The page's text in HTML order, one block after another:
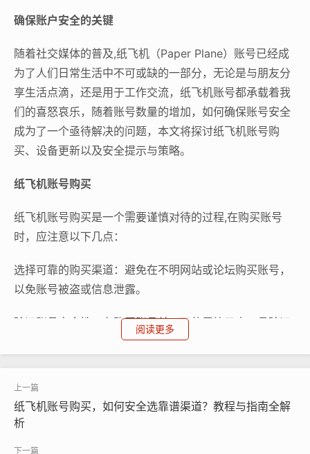
确保账户安全的关键
随着社交媒体的普及,纸飞机（Paper Plane）账号已经成
为了人们日常生活中不可或缺的一部分，无论是与朋友分
享生活点滴，还是用于工作交流，纸飞机账号都承载着我
们的喜怒哀乐，随着账号数量的增加，如何确保账号安全
成为了一个亟待解决的问题，本文将探讨纸飞机账号购
买、设备更新以及安全提示与策略。
纸飞机账号购买
纸飞机账号购买是一个需要谨慎对待的过程,在购买账号
时，应注意以下几点：
选择可靠的购买渠道：避免在不明网站或论坛购买账号，
以免账号被盗或信息泄露。
验证账号安全性：在购买账号前，可使用第三方工具验证
账号的安全性，如账号活跃度、好友数量等。
阅读更多
纸飞机账号购买，如何安全选靠谱渠道？教程与指南全解
析